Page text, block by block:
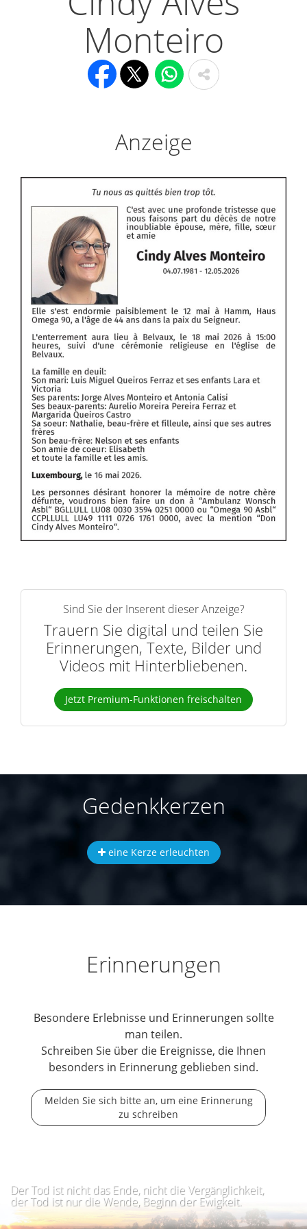
Monteiro
Anzeige
Sind Sie der Inserent dieser Anzeige?
Trauern Sie digital und teilen Sie
Erinnerungen, Texte, Bilder und
Videos mit Hinterbliebenen.
Jetzt Premium-Funktionen freischalten
Gedenkkerzen
eine Kerze erleuchten
Erinnerungen
Besondere Erlebnisse und Erinnerungen sollte
man teilen.
Schreiben Sie über die Ereignisse, die Ihnen
besonders in Erinnerung geblieben sind.
Melden Sie sich bitte an, um eine Erinnerung
zu schreiben
Der Tod ist nicht das Ende, nicht die Vergänglichkeit,
der Tod ist nur die Wende, Beginn der Ewigkeit.